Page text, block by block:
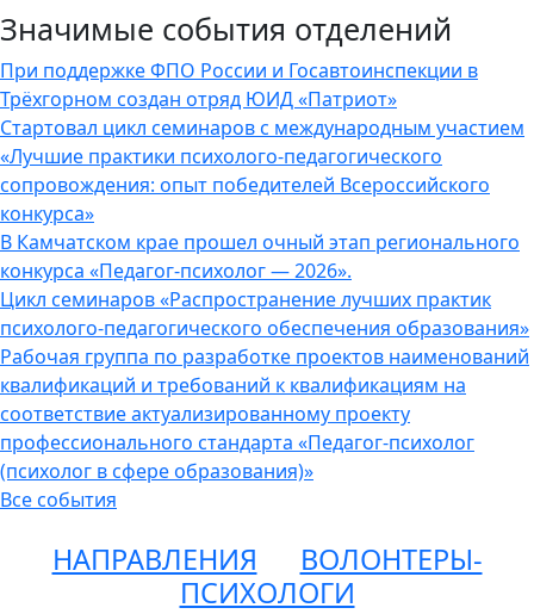
Значимые события отделений
При поддержке ФПО России и Госавтоинспекции в
Трёхгорном создан отряд ЮИД «Патриот»
Стартовал цикл семинаров с международным участием
«Лучшие практики психолого-педагогического
сопровождения: опыт победителей Всероссийского
конкурса»
В Камчатском крае прошел очный этап регионального
конкурса «Педагог-психолог — 2026».
Цикл семинаров «Распространение лучших практик
психолого-педагогического обеспечения образования»
Рабочая группа по разработке проектов наименований
квалификаций и требований к квалификациям на
соответствие актуализированному проекту
профессионального стандарта «Педагог-психолог
(психолог в сфере образования)»
Все события
НАПРАВЛЕНИЯ
ВОЛОНТЕРЫ-
ПСИХОЛОГИ